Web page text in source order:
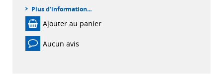
Plus d'information...
Ajouter au panier
Aucun avis